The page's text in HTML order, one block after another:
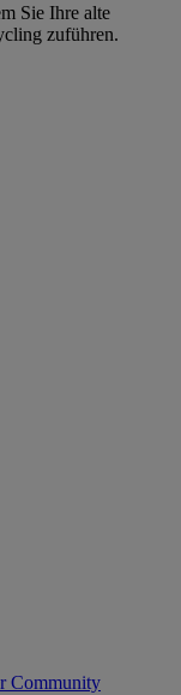
Sie Ihre alte
zuführen.
Community